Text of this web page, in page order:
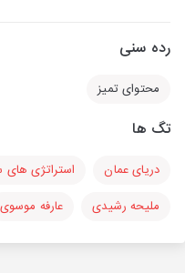
رده سنی
محتوای تمیز
تگ ها
دریای عمان استراتژی
ملیحه رشیدی
عارفه موسوی